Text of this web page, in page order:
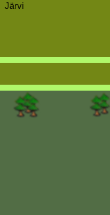
Järvi